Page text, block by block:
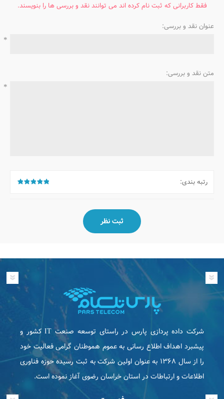
فقط کاربرانی که ثبت نام کرده اند می توانند نقد و بررسی ها را بنویسند.
عنوان نقد و بررسی:
*
متن نقد و بررسی:
*
رتبه بندی:
شرکت داده پردازی پارس در راستای توسعه صنعت IT كشور و
پیشبرد اهداف اطلاع رسانی به عموم هموطنان گرامی فعاليت خود
را از سال ۱۳۶۸ به عنوان اولین شرکت به ثبت رسیده حوزه فناوری
اطلاعات و ارتباطات در استان خراسان رضوی آغاز نموده است.